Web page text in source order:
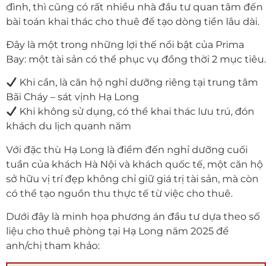
đình, thì cũng có rất nhiều nhà đầu tư quan tâm đến
bài toán khai thác cho thuê để tạo dòng tiền lâu dài.
Đây là một trong những lợi thế nổi bật của Prima
Bay: một tài sản có thể phục vụ đồng thời 2 mục tiêu.
Khi cần, là căn hộ nghỉ dưỡng riêng tại trung tâm
Bãi Cháy – sát vịnh Hạ Long
Khi không sử dụng, có thể khai thác lưu trú, đón
khách du lịch quanh năm
Với đặc thù Hạ Long là điểm đến nghỉ dưỡng cuối
tuần của khách Hà Nội và khách quốc tế, một căn hộ
sở hữu vị trí đẹp không chỉ giữ giá trị tài sản, mà còn
có thể tạo nguồn thu thực tế từ việc cho thuê.
Dưới đây là minh họa phương án đầu tư dựa theo số
liệu cho thuê phòng tại Hạ Long năm 2025 để
anh/chị tham khảo: